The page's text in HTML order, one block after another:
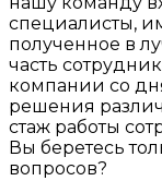
специалисты,
полученное в
часть
компании со
решения
стаж работы
Вы беретесь
вопросов?